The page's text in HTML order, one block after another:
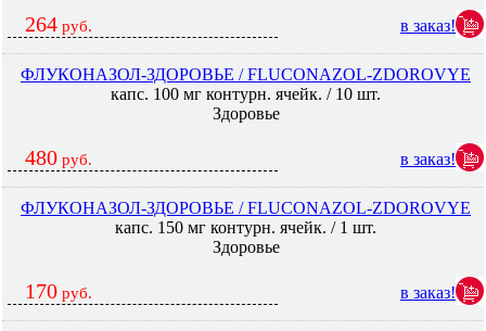
264 руб. в заказ!
ФЛУКОНАЗОЛ-ЗДОРОВЬЕ / FLUCONAZOL-ZDOROVYE
капс. 100 мг контурн. ячейк. / 10 шт.
Здоровье
480 руб. в заказ!
ФЛУКОНАЗОЛ-ЗДОРОВЬЕ / FLUCONAZOL-ZDOROVYE
капс. 150 мг контурн. ячейк. / 1 шт.
Здоровье
170 руб. в заказ!